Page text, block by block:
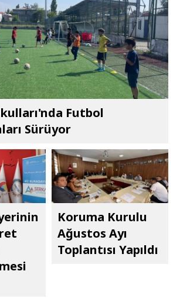
Futbol
Sürüyor
Koruma Kurulu
Ağustos Ayı
Toplantısı Yapıldı